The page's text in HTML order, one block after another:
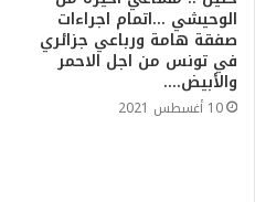
الوحيشي …اتمام اجراءات
صفقة هامة ورباعي جزائري
في تونس من اجل الاحمر
والأبيض….
10 أغسطس 2021